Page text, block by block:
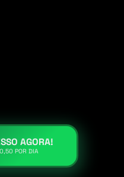
AGORA!
POR DIA